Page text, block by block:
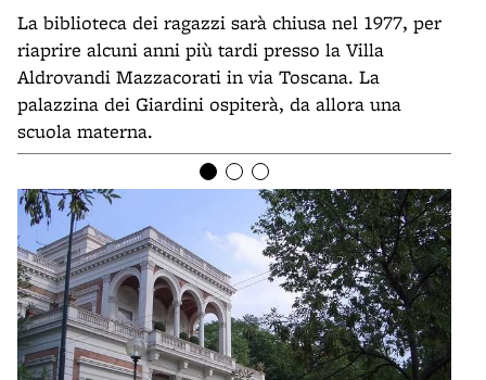
La biblioteca dei ragazzi sarà chiusa nel 1977, per
riaprire alcuni anni più tardi presso la Villa
Aldrovandi Mazzacorati in via Toscana. La
palazzina dei Giardini ospiterà, da allora una
scuola materna.